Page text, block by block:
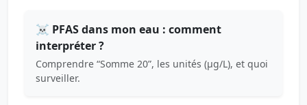
☠️ PFAS dans mon eau : comment
interpréter ?
Comprendre “Somme 20”, les unités (µg/L), et quoi
surveiller.